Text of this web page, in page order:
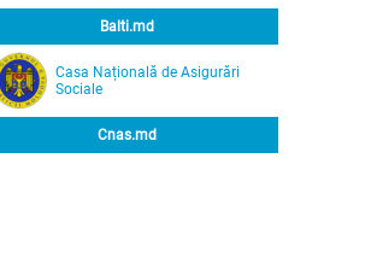
Balti.md
Casa Națională de Asigurări
Sociale
Cnas.md